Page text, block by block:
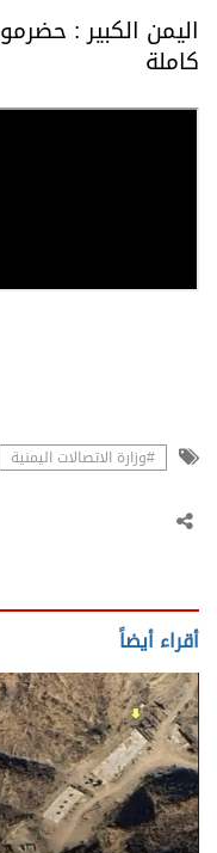
اليمن الكبير :
كاملة
#وزارة الاتصالات اليمنية
أقراء أيضاً